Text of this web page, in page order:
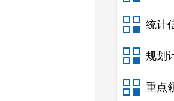
统计
规划
重点